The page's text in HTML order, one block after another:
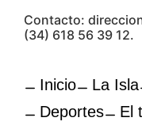
Contacto:
(34) 618 56 39 12.
Inicio La Isla
Deportes
El